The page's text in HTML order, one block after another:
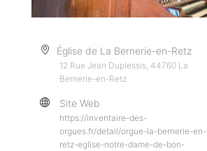
Église de La Bernerie-en-Retz
12 Rue Jean Duplessis, 44760 La
Bernerie-en-Retz
Site Web
https://inventaire-des-
orgues.fr/detail/orgue-la-bernerie-en-
retz-eglise-notre-dame-de-bon-